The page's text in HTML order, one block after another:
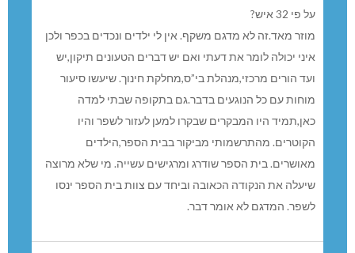
על פי 32 איש?
מוזר מאד.זה לא מדגם משקף. אין לי ילדים ונכדים בכפר ולכן
איני יכולה לומר את דעתי ואם יש דברים הטעונים תיקון,יש
ועד הורים מרכזי,מנהלת בי”ס,מחלקת חינוך. שיעשו סיעור
מוחות עם כל הנוגעים בדבר.גם בתקופה שבתי למדה
כאן,תמיד היו המבקרים שבקרו למען לעזור לשפר והיו
הקוטרים. מהתרשמותי מביקור בבית הספר,הילדים
מאושרים. בית הספר שודרג ומרגישים עשייה. מי שלא מרוצה
שיעלה את הנקודה הכאובה וביחד עם צוות בית הספר ינסו
לשפר. המדגם לא אומר דבר.